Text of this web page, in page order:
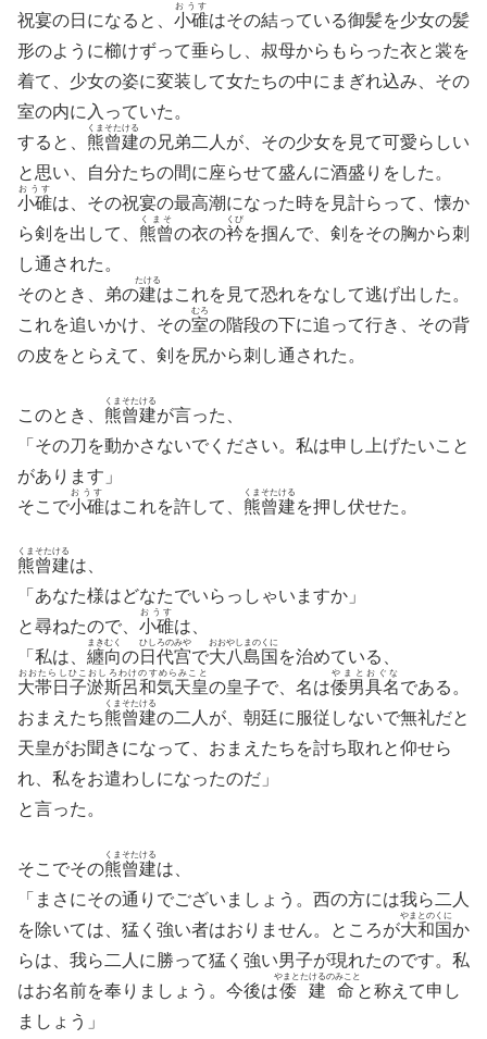
祝宴の日になると、 小碓
おうす
はその結っている御髪を少女の髪
形のように櫛けずって垂らし、叔母からもらった衣と裳を
着て、少女の姿に変装して女たちの中にまぎれ込み、その
室の内に入っていた。
すると、 熊曾建
くまそたける
の兄弟二人が、その少女を見て可愛らしい
と思い、自分たちの間に座らせて盛んに酒盛りをした。
小碓
おうす
は、その祝宴の最高潮になった時を見計らって、懐か
ら剣を出して、 熊曾
くまそ
の衣の衿
くび
を掴んで、剣をその胸から刺
し通された。
そのとき、弟の建
たける
はこれを見て恐れをなして逃げ出した。
これを追いかけ、その室
むろ
の階段の下に追って行き、その背
の皮をとらえて、剣を尻から刺し通された。
このとき、 熊曾建
くまそたける
が言った、
「その刀を動かさないでください。私は申し上げたいこと
があります」
そこで小碓
おうす
はこれを許して、 熊曾建
くまそたける
を押し伏せた。
熊曾建
くまそたける
は、
「あなた様はどなたでいらっしゃいますか」
と尋ねたので、 小碓
おうす
は、
「私は、 纏向
まきむく
の日代宫
ひしろのみや
で大八島国
おおやしまのくに
を治めている、
大帯日子淤斯呂和気天皇
おおたらしひこおしろわけのすめらみこと
の皇子で、名は倭男具名
やまとおぐな
である。
おまえたち熊曾建
くまそたける
の二人が、朝廷に服従しないで無礼だと
天皇がお聞きになって、おまえたちを討ち取れと仰せら
れ、私をお遣わしになったのだ」
と言った。
そこでその熊曾建
くまそたける
は、
「まさにその通りでございましょう。西の方には我ら二人
を除いては、猛く強い者はおりません。ところが大和国
やまとのくに
か
らは、我ら二人に勝って猛く強い男子が現れたのです。私
はお名前を奉りましょう。今後は倭建命
やまとたけるのみこと
と称えて申し
ましょう」